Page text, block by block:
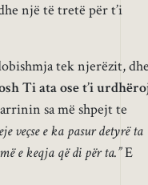
një të tretë për t’i
tek njerëzit, dhe
Ti ata ose t’i
sa më shpejt te
veçse e ka pasur detyrë ta
e keqja që di për ta.”E